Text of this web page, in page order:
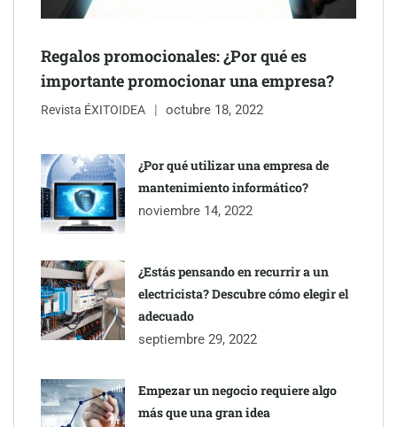
Regalos promocionales: ¿Por qué es
importante promocionar una empresa?
Revista ÉXITOIDEA octubre 18, 2022
¿Por qué utilizar una empresa de
mantenimiento informático?
noviembre 14, 2022
¿Estás pensando en recurrir a un
electricista? Descubre cómo elegir el
adecuado
septiembre 29, 2022
Empezar un negocio requiere algo
más que una gran idea